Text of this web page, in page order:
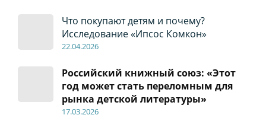
Что покупают детям и почему?
Исследование «Ипсос Комкон»
22.04.2026
Российский книжный союз: «Этот
год может стать переломным для
рынка детской литературы»
17.03.2026